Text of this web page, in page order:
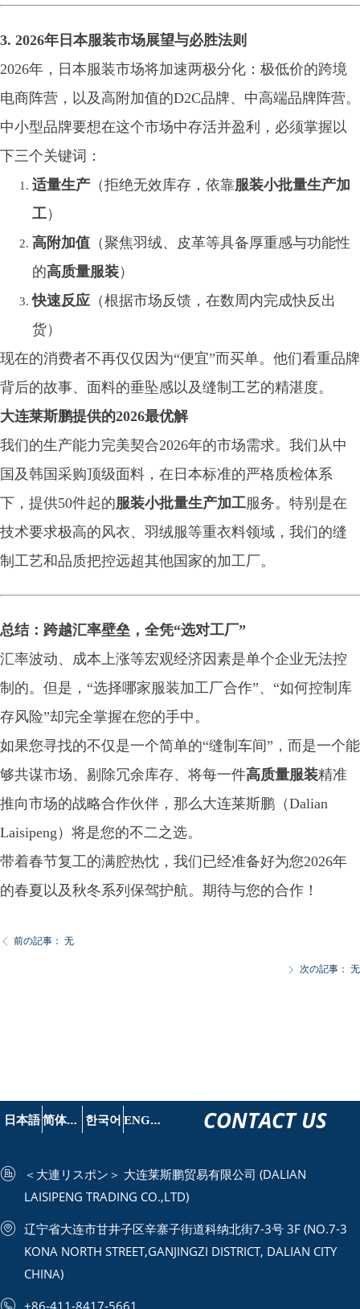
3. 2026年日本服装市场展望与必胜法则
2026年，日本服装市场将加速两极分化：极低价的跨境
电商阵营，以及高附加值的D2C品牌、中高端品牌阵营。
中小型品牌要想在这个市场中存活并盈利，必须掌握以
下三个关键词：
适量生产 （拒绝无效库存，依靠服装小批量生产加
工）
高附加值 （聚焦羽绒、皮革等具备厚重感与功能性
的高质量服装）
快速反应 （根据市场反馈，在数周内完成快反出
货）
现在的消费者不再仅仅因为“便宜”而买单。他们看重品牌
背后的故事、面料的垂坠感以及缝制工艺的精湛度。
大连莱斯鹏提供的2026最优解
我们的生产能力完美契合2026年的市场需求。我们从中
国及韩国采购顶级面料，在日本标准的严格质检体系
下，提供50件起的服装小批量生产加工服务。特别是在
技术要求极高的风衣、羽绒服等重衣料领域，我们的缝
制工艺和品质把控远超其他国家的加工厂。
总结：跨越汇率壁垒，全凭“选对工厂”
汇率波动、成本上涨等宏观经济因素是单个企业无法控
制的。但是，“选择哪家服装加工厂合作”、“如何控制库
存风险”却完全掌握在您的手中。
如果您寻找的不仅是一个简单的“缝制车间”，而是一个能
够共谋市场、剔除冗余库存、将每一件高质量服装精准
推向市场的战略合作伙伴，那么大连莱斯鹏（Dalian
Laisipeng）将是您的不二之选。
带着春节复工的满腔热忱，我们已经准备好为您2026年
的春夏以及秋冬系列保驾护航。期待与您的合作！
ꁣ 前の記事： 无
ꁕ 次の記事： 无
CONTACT US
＜大連リスポン＞ 大连莱斯鹏贸易有限公司 (DALIAN
LAISIPENG TRADING CO.,LTD)
辽宁省大连市甘井子区辛寨子街道科纳北街7-3号 3F (NO.7-3
KONA NORTH STREET,GANJINGZI DISTRICT, DALIAN CITY
CHINA)
+86-411-8417-5661
日本語 简
体中文 한국어 E
NGLISH